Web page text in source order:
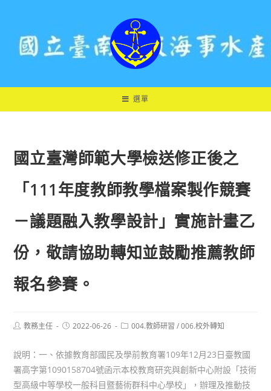
選單
國立臺灣師範大學檢送修正後之
「111年度教師教學檔案製作競賽
－議題融入教學設計」實施計畫乙
份，敬請協助轉知並鼓勵推薦教師
報名參賽。
Post教務主任
Post2022-06-26
Post004.教師研習 / 006.校外轉知
說明：一、依據教育部國民及學前教育署109年12月23日臺教國
署高字第1090158704號函示本校教育研究與創新中心附設「技術
型高級中等學校一般科目暨藝術群科中心學校」，辦理及推動技